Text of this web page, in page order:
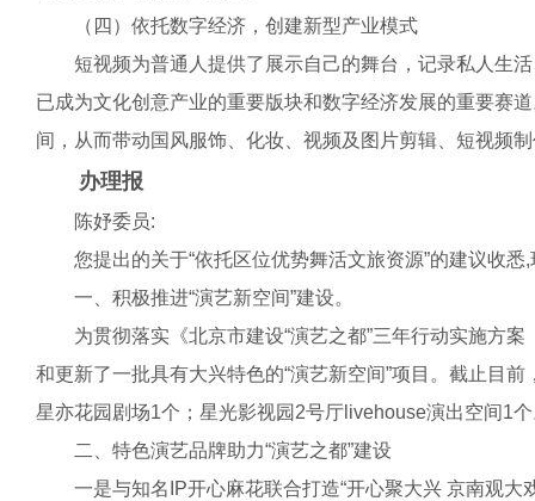
（四）依托数字经济，创建新型产业模式
短视频为普通人提供了展示自己的舞台，记录私人生活
已成为文化创意产业的重要版块和数字经济发展的重要赛
间，从而带动国风服饰、化妆、视频及图片剪辑、短视频
办理报
陈妤委员:
您提出的关于“依托区位优势舞活文旅资源”的建议收悉,
一、积极推进“演艺新空间”建设。
为贯彻落实《北京市建设“演艺之都”三年行动实施方案
和更新了一批具有大兴特色的“演艺新空间”项目。截止目
星亦花园剧场1个；星光影视园2号厅livehouse演出空间1
二、特色演艺品牌助力“演艺之都”建设
一是与知名IP开心麻花联合打造“开心聚大兴 京南观大